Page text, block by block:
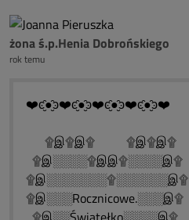
żona ś.p.Henia Dobrońskiego
rok temu
❤️ͼ̮̑●̮̑ͽ❤️ͼ̮̑●̮̑ͽ❤️ͼ̮̑●̮̑ͽ❤️ͼ̮̑●̮̑ͽ❤️
۩இ۩இ۩ ۩இ۩இ۩
۩இ░░░░۩இஇ۩░░░░இ۩
۩இ░░░░░░░۩░░░░░░இ۩
۩இ░░░Rocznicowe.░░░இ۩